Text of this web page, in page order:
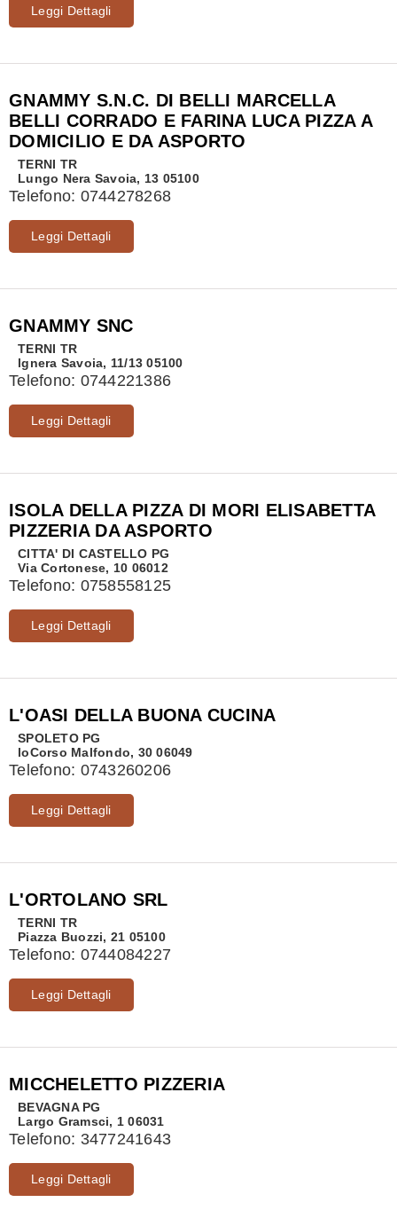
Leggi Dettagli
GNAMMY S.N.C. DI BELLI MARCELLA
BELLI CORRADO E FARINA LUCA PIZZA A
DOMICILIO E DA ASPORTO
TERNI
TR
Lungo Nera Savoia, 13 05100
Telefono: 0744278268
Leggi Dettagli
GNAMMY SNC
TERNI
TR
lgnera Savoia, 11/13 05100
Telefono: 0744221386
Leggi Dettagli
ISOLA DELLA PIZZA DI MORI ELISABETTA
PIZZERIA DA ASPORTO
CITTA' DI CASTELLO PG
Via Cortonese, 10 06012
Telefono: 0758558125
Leggi Dettagli
L'OASI DELLA BUONA CUCINA
SPOLETO PG
loCorso Malfondo, 30 06049
Telefono: 0743260206
Leggi Dettagli
L'ORTOLANO SRL
TERNI
TR
Piazza Buozzi, 21 05100
Telefono: 0744084227
Leggi Dettagli
MICCHELETTO PIZZERIA
BEVAGNA PG
Largo Gramsci, 1 06031
Telefono: 3477241643
Leggi Dettagli